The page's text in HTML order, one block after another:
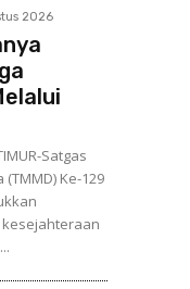
2026
Satgas
Ke-129